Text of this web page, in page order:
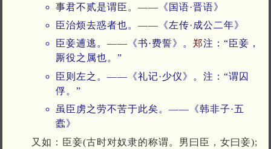
事君不贰是谓臣。——《国语·晋语》
臣治烦去惑者也。——《左传·成公二年》
臣妾逋逃。——《书·费誓》。 郑注：“臣妾，
厮役之属也。”
臣则左之。——《礼记·少仪》。注：“谓囚
俘。”
虽臣虏之劳不苦于此矣。——《韩非子·五
蠹》
又如：臣妾(古时对奴隶的称谓。男曰臣，女曰妾);